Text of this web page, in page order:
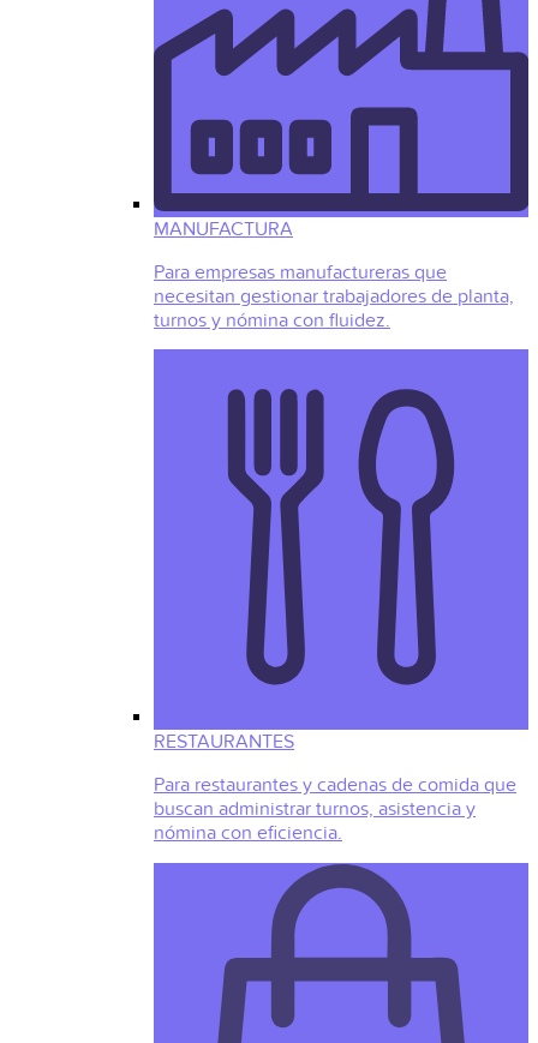
MANUFACTURA
Para empresas manufactureras que
necesitan gestionar trabajadores de planta,
turnos y nómina con fluidez.
RESTAURANTES
Para restaurantes y cadenas de comida que
buscan administrar turnos, asistencia y
nómina con eficiencia.